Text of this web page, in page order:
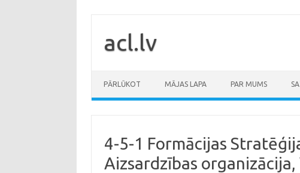
acl.lv
PĀRLŪKOT MĀJAS LAPA PAR MUMS
4-5-1 Formācijas
Aizsardzības